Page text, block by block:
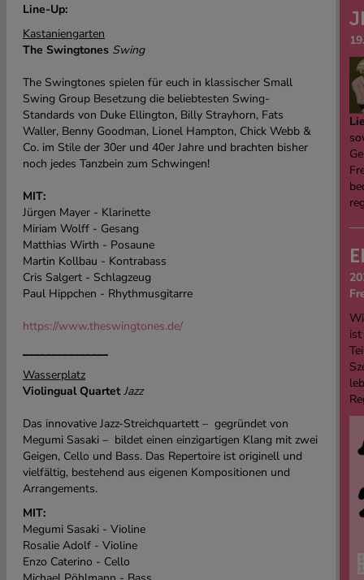
Line-Up:
Kastaniengarten
The Swingtones Swing
The Swingtones spielen für euch in klassischer Small
Swing Group Besetzung die beliebtesten Swing-
Standards von Duke Ellington, Billy Strayhorn, Fats
Waller, Benny Goodman, Lionel Hampton, Chick Webb &
Co. im Stile der 30er und 40er Jahre und brachten bisher
noch jedes Tanzbein zum Schwingen!
MIT:
Jürgen Mayer - Klarinette
Miriam Wolff - Gesang
Matthias Wirth - Posaune
Martin Kollbau - Kontrabass
Cris Salgert - Schlagzeug
Paul Hippchen - Rhythmusgitarre
https://www.theswingtones.de/
Wasserplatz
Violingual QuartetJazz
Das innovative Jazz-Streichquartett – gegründet von
Megumi Sasaki – bildet einen einzigartigen Klang mit zwei
Geigen, Cello und Bass. Das Repertoire ist originell und
vielfältig, bestehend aus eigenen Kompositionen und
Arrangements.
MIT:
Megumi Sasaki - Violine
Rosalie Adolf - Violine
Enzo Caterino - Cello